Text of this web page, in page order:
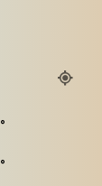
°
°